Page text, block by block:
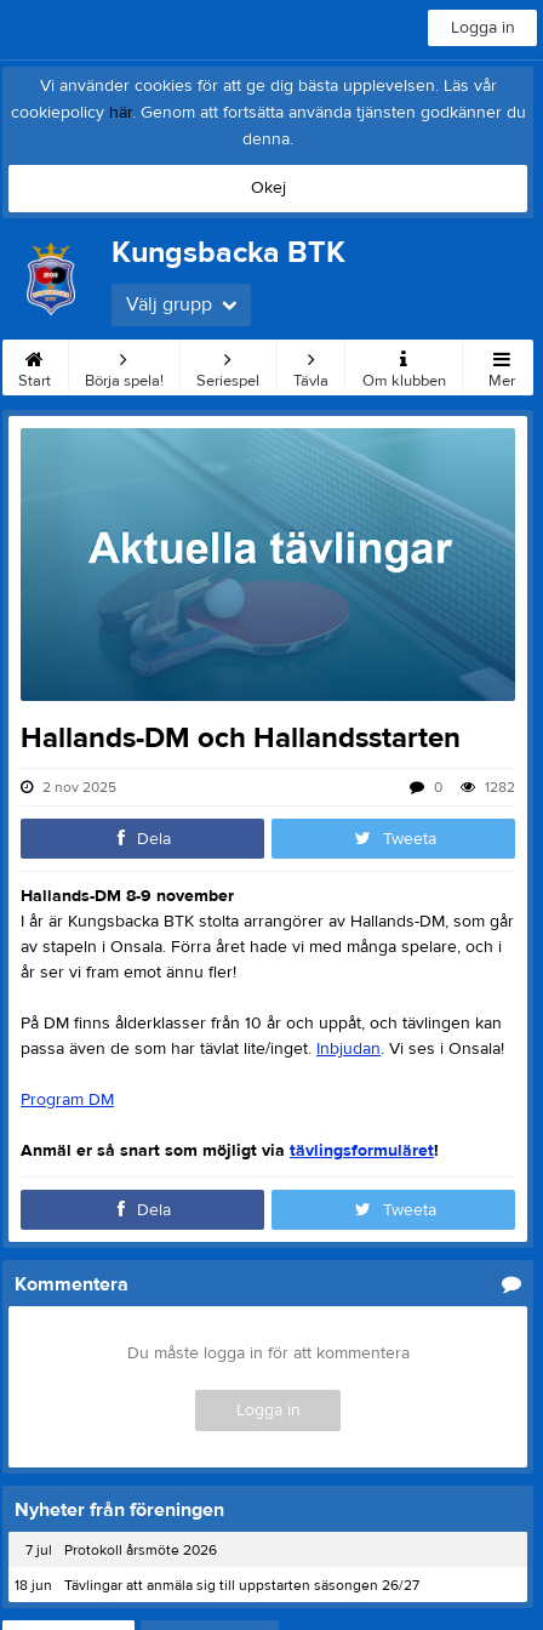
Logga in
Vi använder cookies för att ge dig bästa upplevelsen. Läs vår
cookiepolicy här. Genom att fortsätta använda tjänsten godkänner du
denna.
Okej
Kungsbacka BTK
Välj grupp
Start Börja spela! Seriespel Tävla Om klubben Mer
Hallands-DM och Hallandsstarten
2 nov 2025 1282
0
Dela Tweeta
Hallands-DM 8-9 november
I år är Kungsbacka BTK stolta arrangörer av Hallands-DM, som går
av stapeln i Onsala. Förra året hade vi med många spelare, och i
år ser vi fram emot ännu fler!
På DM finns ålderklasser från 10 år och uppåt, och tävlingen kan
passa även de som har tävlat lite/inget. Inbjudan. Vi ses i Onsala!
Program DM
Anmäl er så snart som möjligt via tävlingsformuläret!
Dela Tweeta
Kommentera
Du måste logga in för att kommentera
Logga in
Nyheter från föreningen
7 jul
Protokoll årsmöte 2026
18 jun
Tävlingar att anmäla sig till uppstarten säsongen 26/27